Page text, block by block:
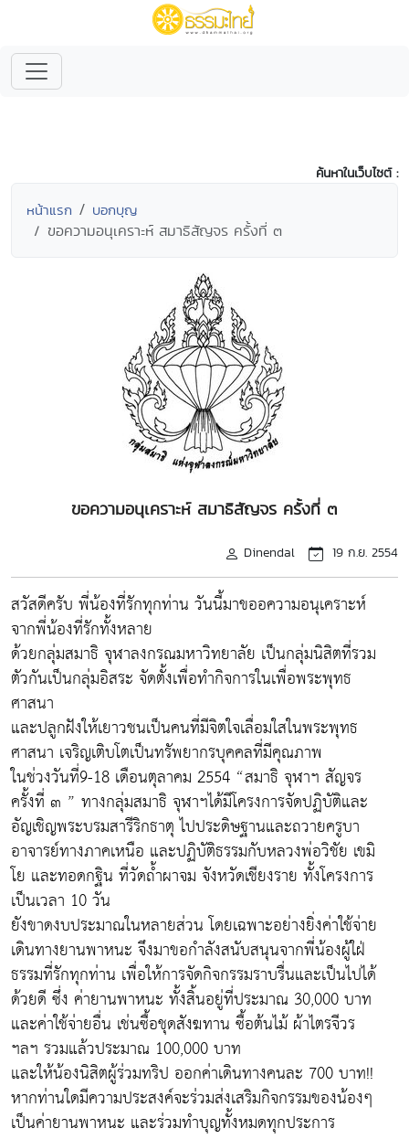
ค้นหาในเว็บไซต์ :
หน้าแรก บอกบุญ
ขอความอนุเคราะห์ สมาธิสัญจร ครั้งที่ ๓
ขอความอนุเคราะห์ สมาธิสัญจร ครั้งที่ ๓
Dinendal 19 ก.ย. 2554
สวัสดีครับ พี่น้องที่รักทุกท่าน วันนี้มาขออความอนุเคราะห์
จากพี่น้องที่รักทั้งหลาย
ด้วยกลุ่มสมาธิ จุฬาลงกรณมหาวิทยาลัย เป็นกลุ่มนิสิตที่รวม
ตัวกันเป็นกลุ่มอิสระ จัดตั้งเพื่อทำกิจการในเพื่อพระพุทธ
ศาสนา
และปลูกฝังให้เยาวชนเป็นคนที่มีจิตใจเลื่อมใสในพระพุทธ
ศาสนา เจริญเติบโตเป็นทรัพยากรบุคคลที่มีคุณภาพ
ในช่วงวันที่9-18 เดือนตุลาคม 2554 “สมาธิ จุฬาฯ สัญจร
ครั้งที่ ๓ ” ทางกลุ่มสมาธิ จุฬาฯได้มีโครงการจัดปฏิบัติและ
อัญเชิญพระบรมสารีริกธาตุ ไปประดิษฐานและถวายครูบา
อาจารย์ทางภาคเหนือ และปฏิบัติธรรมกับหลวงพ่อวิชัย เขมิ
โย และทอดกฐิน ที่วัดถ้ำผาจม จังหวัดเชียงราย ทั้งโครงการ
เป็นเวลา 10 วัน
ยังขาดงบประมาณในหลายส่วน โดยเฉพาะอย่างยิ่งค่าใช้จ่าย
เดินทางยานพาหนะ จึงมาขอกำลังสนับสนุนจากพี่น้องผู้ใฝ่
ธรรมที่รักทุกท่าน เพื่อให้การจัดกิจกรรมราบรื่นและเป็นไปได้
ด้วยดี ซึ่ง ค่ายานพาหนะ ทั้งสิ้นอยู่ที่ประมาณ 30,000 บาท
และค่าใช้จ่ายอื่น เช่นซื้อชุดสังฆทาน ซื้อต้นไม้ ผ้าไตรจีวร
ฯลฯ รวมแล้วประมาณ 100,000 บาท
และให้น้องนิสิตผู้ร่วมทริป ออกค่าเดินทางคนละ 700 บาท!!
หากท่านใดมีความประสงค์จะร่วมส่งเสริมกิจกรรมของน้องๆ
เป็นค่ายานพาหนะ และร่วมทำบุญทั้งหมดทุกประการ